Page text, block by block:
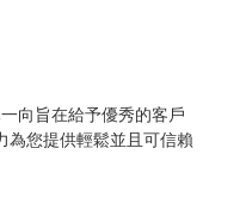
向旨在給予優秀的客戶
為您提供輕鬆並且可信賴